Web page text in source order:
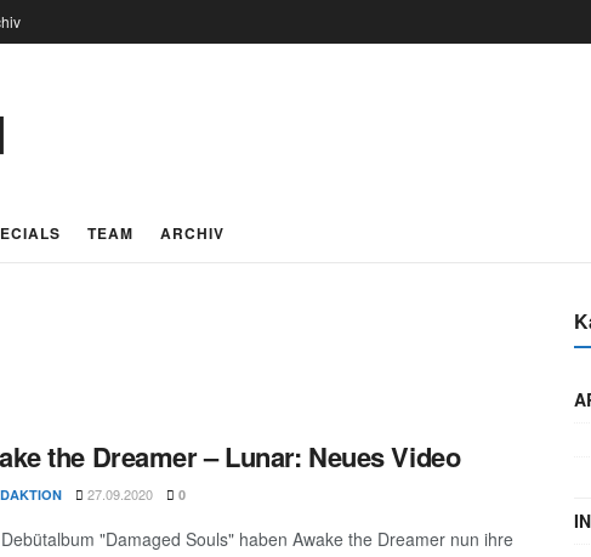
TEAM ARCHIV
the Dreamer – Lunar: Neues Video
27.09.2020 0
"Damaged Souls" haben Awake the Dreamer nun ihre